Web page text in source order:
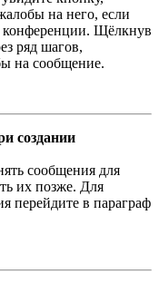
на него, если
конференции. Щёлкнув
ряд шагов,
на сообщение.
создании
сообщения для
их позже. Для
перейдите в параграф